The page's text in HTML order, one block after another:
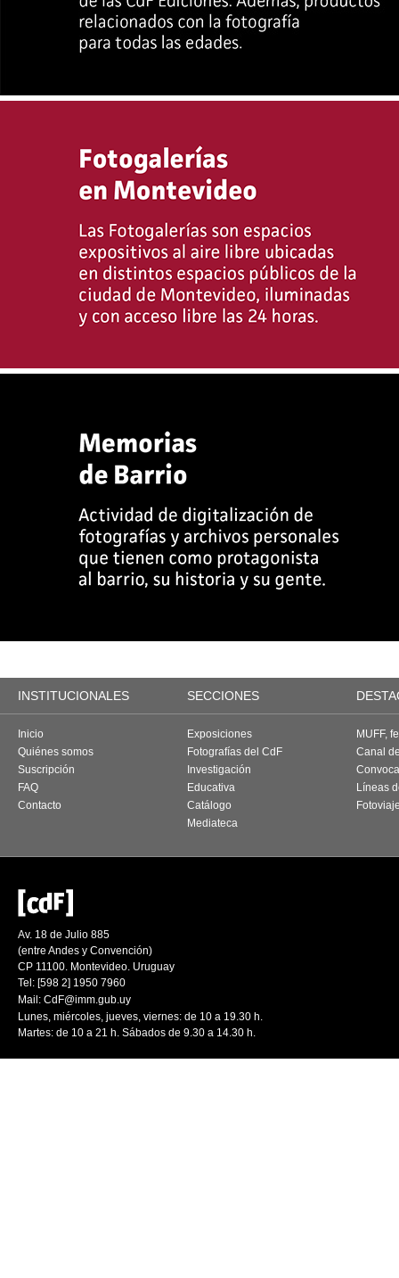
INSTITUCIONALES SECCIONES
Inicio
Quiénes somos
Suscripción
FAQ
Contacto
Exposiciones
Fotografías del CdF
Investigación
Educativa
Catálogo
Mediateca
MUFF,
Canal
Líneas
Av. 18 de Julio 885
(entre Andes y Convención)
CP 11100. Montevideo. Uruguay
Tel: [598 2] 1950 7960
Mail: CdF@imm.gub.uy
Lunes, miércoles, jueves, viernes: de 10 a 19.30 h.
Martes: de 10 a 21 h. Sábados de 9.30 a 14.30 h.